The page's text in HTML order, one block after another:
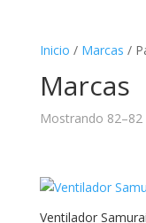
Inicio / Marcas /
Marcas
Mostrando
Ventilador